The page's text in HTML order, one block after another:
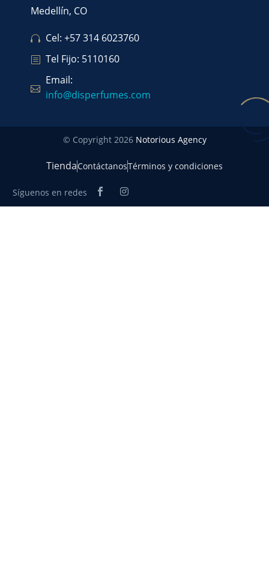
Medellín, CO
Cel: +57 314 6023760
Tel Fijo: 5110160
Email:
info@disperfumes.com
© Copyright 2026 Notorious Agency
TiendaContáctanosTérminos y condiciones
Síguenos en redes